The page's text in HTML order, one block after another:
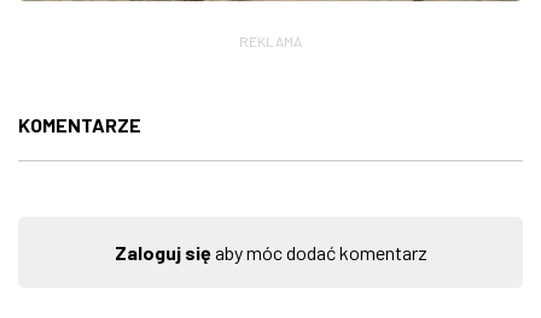
REKLAMA
KOMENTARZE
Zaloguj sięaby móc dodać komentarz